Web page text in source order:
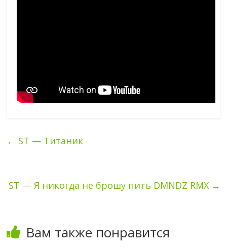
← ST — Титаник
ST — Я никогда не брошу пить DMNDZ RMX →
Вам также понравится